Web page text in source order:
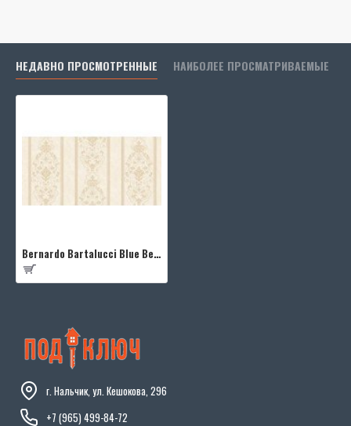
НЕДАВНО ПРОСМОТРЕННЫЕ НАИБОЛЕЕ ПРОСМАТРИВАЕМЫЕ
Bernardo Bartalucci Blue Beatrice 5017-1
г. Нальчик, ул. Кешокова, 296
+7 (965) 499-84-72